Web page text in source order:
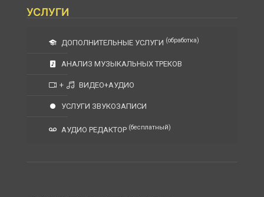
УСЛУГИ
ДОПОЛНИТЕЛЬНЫЕ УСЛУГИ (обработка)
АНАЛИЗ МУЗЫКАЛЬНЫХ ТРЕКОВ
+ ВИДЕО+АУДИО
УСЛУГИ ЗВУКОЗАПИСИ
АУДИО РЕДАКТОР (бесплатный)